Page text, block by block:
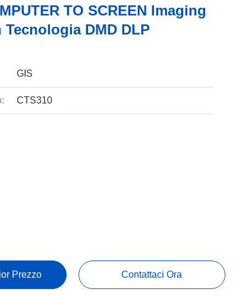
TO SCREEN Imaging
Tecnologia DMD DLP
GIS
CTS310
Prezzo Contattaci Ora